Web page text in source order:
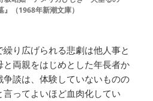
』（1968年新潮文庫）
り広げられる悲劇は他人事と
両親をはじめとした年長者か
争談は、体験していないものの
ってよいほど血肉化してい